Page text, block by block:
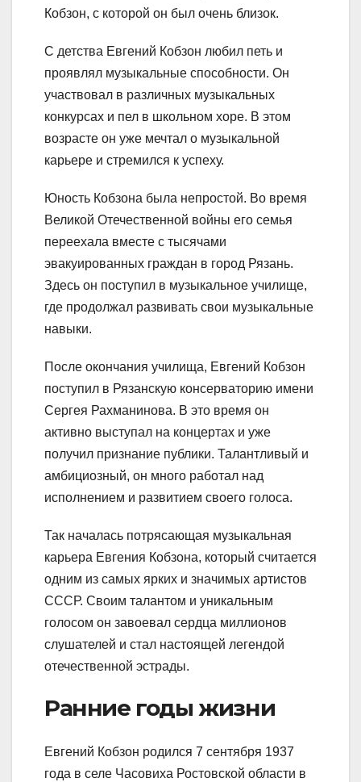
Кобзон, с которой он был очень близок.
С детства Евгений Кобзон любил петь и
проявлял музыкальные способности. Он
участвовал в различных музыкальных
конкурсах и пел в школьном хоре. В этом
возрасте он уже мечтал о музыкальной
карьере и стремился к успеху.
Юность Кобзона была непростой. Во время
Великой Отечественной войны его семья
переехала вместе с тысячами
эвакуированных граждан в город Рязань.
Здесь он поступил в музыкальное училище,
где продолжал развивать свои музыкальные
навыки.
После окончания училища, Евгений Кобзон
поступил в Рязанскую консерваторию имени
Сергея Рахманинова. В это время он
активно выступал на концертах и уже
получил признание публики. Талантливый и
амбициозный, он много работал над
исполнением и развитием своего голоса.
Так началась потрясающая музыкальная
карьера Евгения Кобзона, который считается
одним из самых ярких и значимых артистов
СССР. Своим талантом и уникальным
голосом он завоевал сердца миллионов
слушателей и стал настоящей легендой
отечественной эстрады.
Ранние годы жизни
Евгений Кобзон родился 7 сентября 1937
года в селе Часовиха Ростовской области в